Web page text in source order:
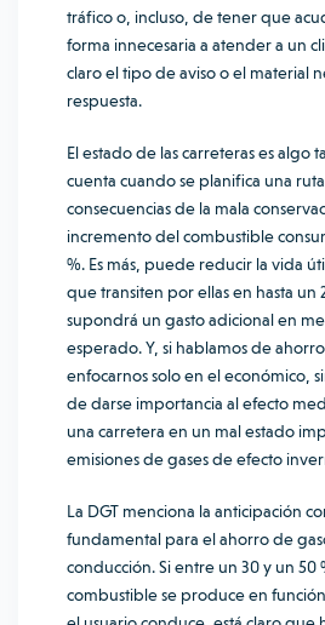
tráfico o, incluso, de tener que
forma innecesaria a atender a un
claro el tipo de aviso o el material
respuesta.
El estado de las carreteras es algo
cuenta cuando se planifica una
consecuencias de la mala
incremento del combustible
%. Es más, puede reducir la vida
que transiten por ellas en hasta un
supondrá un gasto adicional en
esperado. Y, si hablamos de
enfocarnos solo en el económico,
de darse importancia al efecto
una carretera en un mal estado
emisiones de gases de efecto
La DGT menciona la anticipación
fundamental para el ahorro de
conducción. Si entre un 30 y un 50
combustible se produce en